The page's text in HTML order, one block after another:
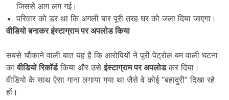
जिससे आग लग गई।
परिवार को डर था कि अगली बार पूरी तरह घर को जला दिया जाएगा।
वीडियो बनाकर इंस्टाग्राम पर अपलोड किया
सबसे चौंकाने वाली बात यह है कि आरोपियों ने पूरी पेट्रोल बम वाली घटना
कावीडियो रिकॉर्डकिया और उसेइंस्टाग्राम पर अपलोडकर दिया।
वीडियो के साथ ऐसा गाना लगाया गया था जैसे वे कोई “बहादुरी” दिखा रहे
हों।